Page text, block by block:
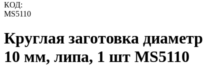
КОД:
MS5110
Круглая заготовка диаметр
10 мм, липа, 1 шт MS5110